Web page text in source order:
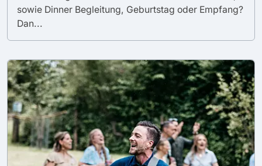
sowie Dinner Begleitung, Geburtstag oder Empfang?
Dan...